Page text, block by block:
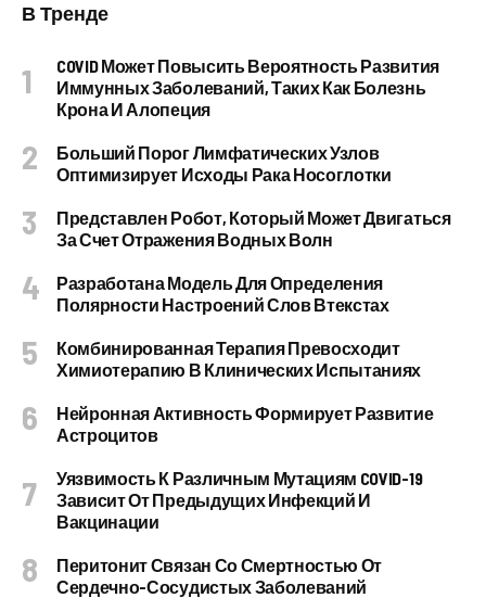
В Тренде
COVID Может Повысить Вероятность Развития
Иммунных Заболеваний, Таких Как Болезнь
Крона И Алопеция
Больший Порог Лимфатических Узлов
Оптимизирует Исходы Рака Носоглотки
Представлен Робот, Который Может Двигаться
За Счет Отражения Водных Волн
Разработана Модель Для Определения
Полярности Настроений Слов Втекстах
Комбинированная Терапия Превосходит
Химиотерапию В Клинических Испытаниях
Нейронная Активность Формирует Развитие
Астроцитов
Уязвимость К Различным Мутациям COVID-19
Зависит От Предыдущих Инфекций И
Вакцинации
Перитонит Связан Со Смертностью От
Сердечно-Сосудистых Заболеваний